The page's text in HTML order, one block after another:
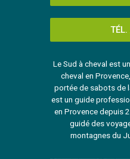
Le Sud à cheval est
cheval en
portée de sabots de
est un guide
en Provence depuis
guidé des
montagnes du